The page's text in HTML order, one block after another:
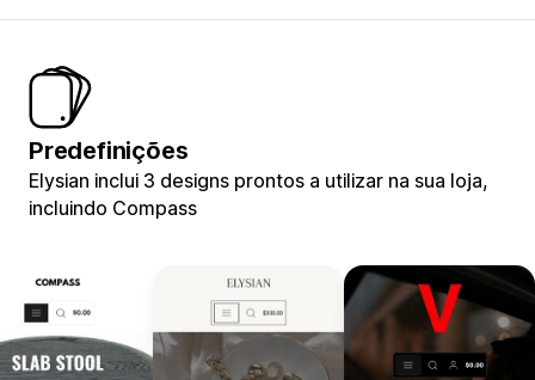
Predefinições
Elysian inclui 3 designs prontos a utilizar na sua loja,
incluindo Compass